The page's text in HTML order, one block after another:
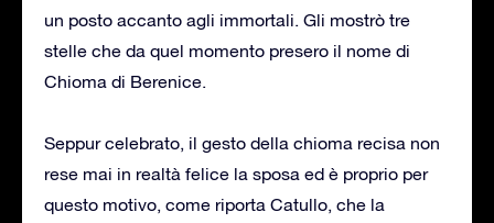
un posto accanto agli immortali. Gli mostrò tre
stelle che da quel momento presero il nome di
Chioma di Berenice.
Seppur celebrato, il gesto della chioma recisa non
rese mai in realtà felice la sposa ed è proprio per
questo motivo, come riporta Catullo, che la